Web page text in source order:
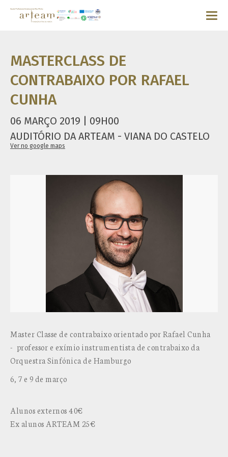
MASTERCLASS DE
CONTRABAIXO POR RAFAEL
CUNHA
06 MARÇO 2019 | 09H00
AUDITÓRIO DA ARTEAM - VIANA DO CASTELO
Ver no google maps
Master Classe de contrabaixo orientado por Rafael Cunha
- professor e exímio instrumentista de contrabaixo da
Orquestra Sinfónica de Hamburgo
6, 7 e 9 de março
Alunos externos 40€
Ex alunos ARTEAM 25€